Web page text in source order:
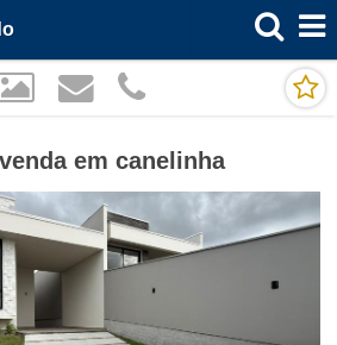
em canelinha